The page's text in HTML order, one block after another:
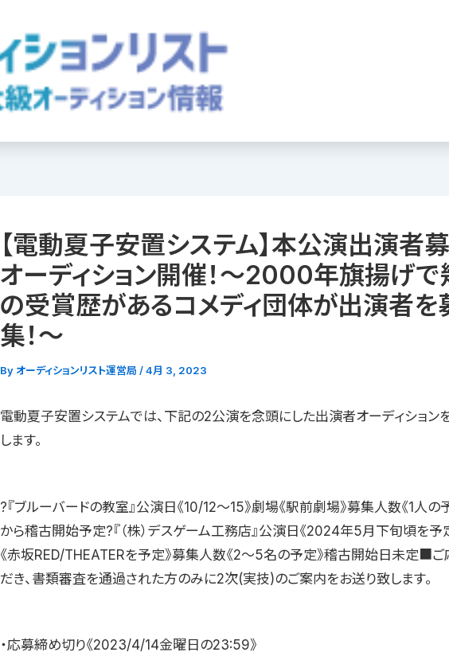
【電動夏子安置システム】本公演出演者
オーディション開催！〜2000年旗揚げで
の受賞歴があるコメディ団体が出演者を
集！〜
By オーディションリスト運営局 /4月 3, 2023
電動夏子安置システムでは、下記の2公演を念頭にした出演者オーディション
します。
?『ブルーバードの教室』公演日《10/12〜15》劇場《駅前劇場》募集人数《1人の
から稽古開始予定?『（株）デスゲーム工務店』公演日《2024年5月下旬頃を予
《赤坂RED/THEATERを予定》募集人数《2〜5名の予定》稽古開始日未定■ご
だき、書類審査を通過された方のみに2次(実技)のご案内をお送り致します。
・応募締め切り《2023/4/14金曜日の23:59》